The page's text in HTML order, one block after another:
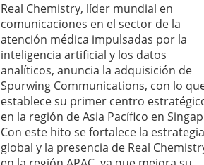
Real Chemistry, líder mundial en
comunicaciones en el sector de la
atención médica impulsadas por la
inteligencia artificial y los datos
analíticos, anuncia la adquisición de
Spurwing Communications, con lo
establece su primer centro
en la región de Asia Pacífico en
Con este hito se fortalece la estrategia
global y la presencia de Real